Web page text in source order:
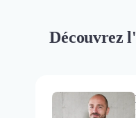
Découvrez